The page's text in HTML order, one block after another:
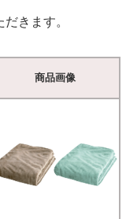
きます。
商品画像